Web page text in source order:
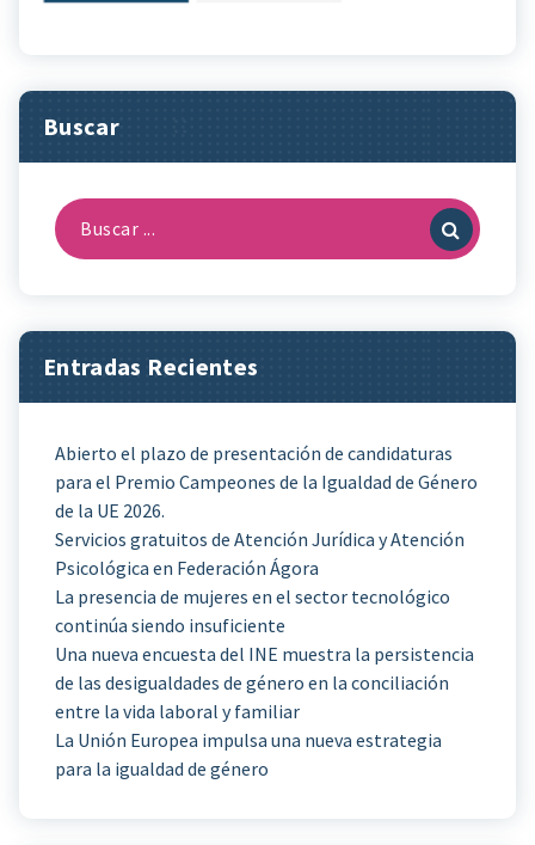
Buscar
Buscar:
Entradas Recientes
Abierto el plazo de presentación de candidaturas
para el Premio Campeones de la Igualdad de Género
de la UE 2026.
Servicios gratuitos de Atención Jurídica y Atención
Psicológica en Federación Ágora
La presencia de mujeres en el sector tecnológico
continúa siendo insuficiente
Una nueva encuesta del INE muestra la persistencia
de las desigualdades de género en la conciliación
entre la vida laboral y familiar
La Unión Europea impulsa una nueva estrategia
para la igualdad de género